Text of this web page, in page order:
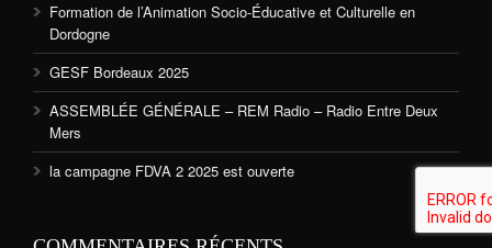
Formation de l’Animation Socio-Éducative et Culturelle en
Dordogne
GESF Bordeaux 2025
ASSEMBLÉE GÉNÉRALE – REM Radio – Radio Entre Deux
Mers
la campagne FDVA 2 2025 est ouverte